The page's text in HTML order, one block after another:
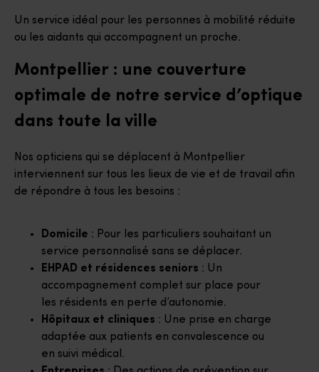
Un service idéal pour les personnes à mobilité réduite
ou les aidants qui accompagnent un proche.
Montpellier : une couverture
optimale de notre service d’optique
dans toute la ville
Nos opticiens qui se déplacent à Montpellier
interviennent sur tous les lieux de vie et de travail afin
de répondre à tous les besoins :
Domicile : Pour les particuliers souhaitant un
service personnalisé sans se déplacer.
EHPAD et résidences seniors : Un
accompagnement complet sur place pour
les résidents en perte d’autonomie.
Hôpitaux et cliniques : Une prise en charge
adaptée aux patients en convalescence ou
en suivi médical.